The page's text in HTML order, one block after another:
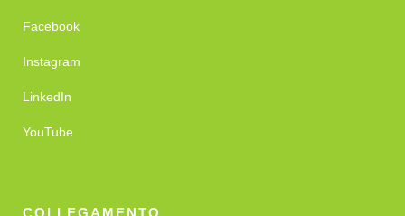
Facebook
Instagram
LinkedIn
YouTube